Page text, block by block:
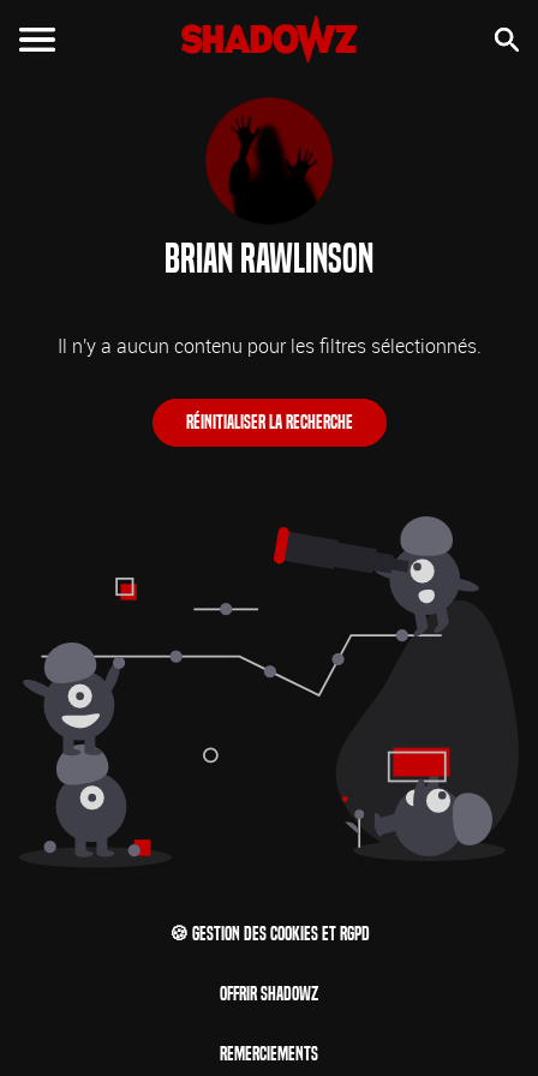
Brian Rawlinson
Il n'y a aucun contenu pour les filtres sélectionnés.
Réinitialiser la recherche
🍪 Gestion des cookies et RGPD
Offrir Shadowz
Remerciements